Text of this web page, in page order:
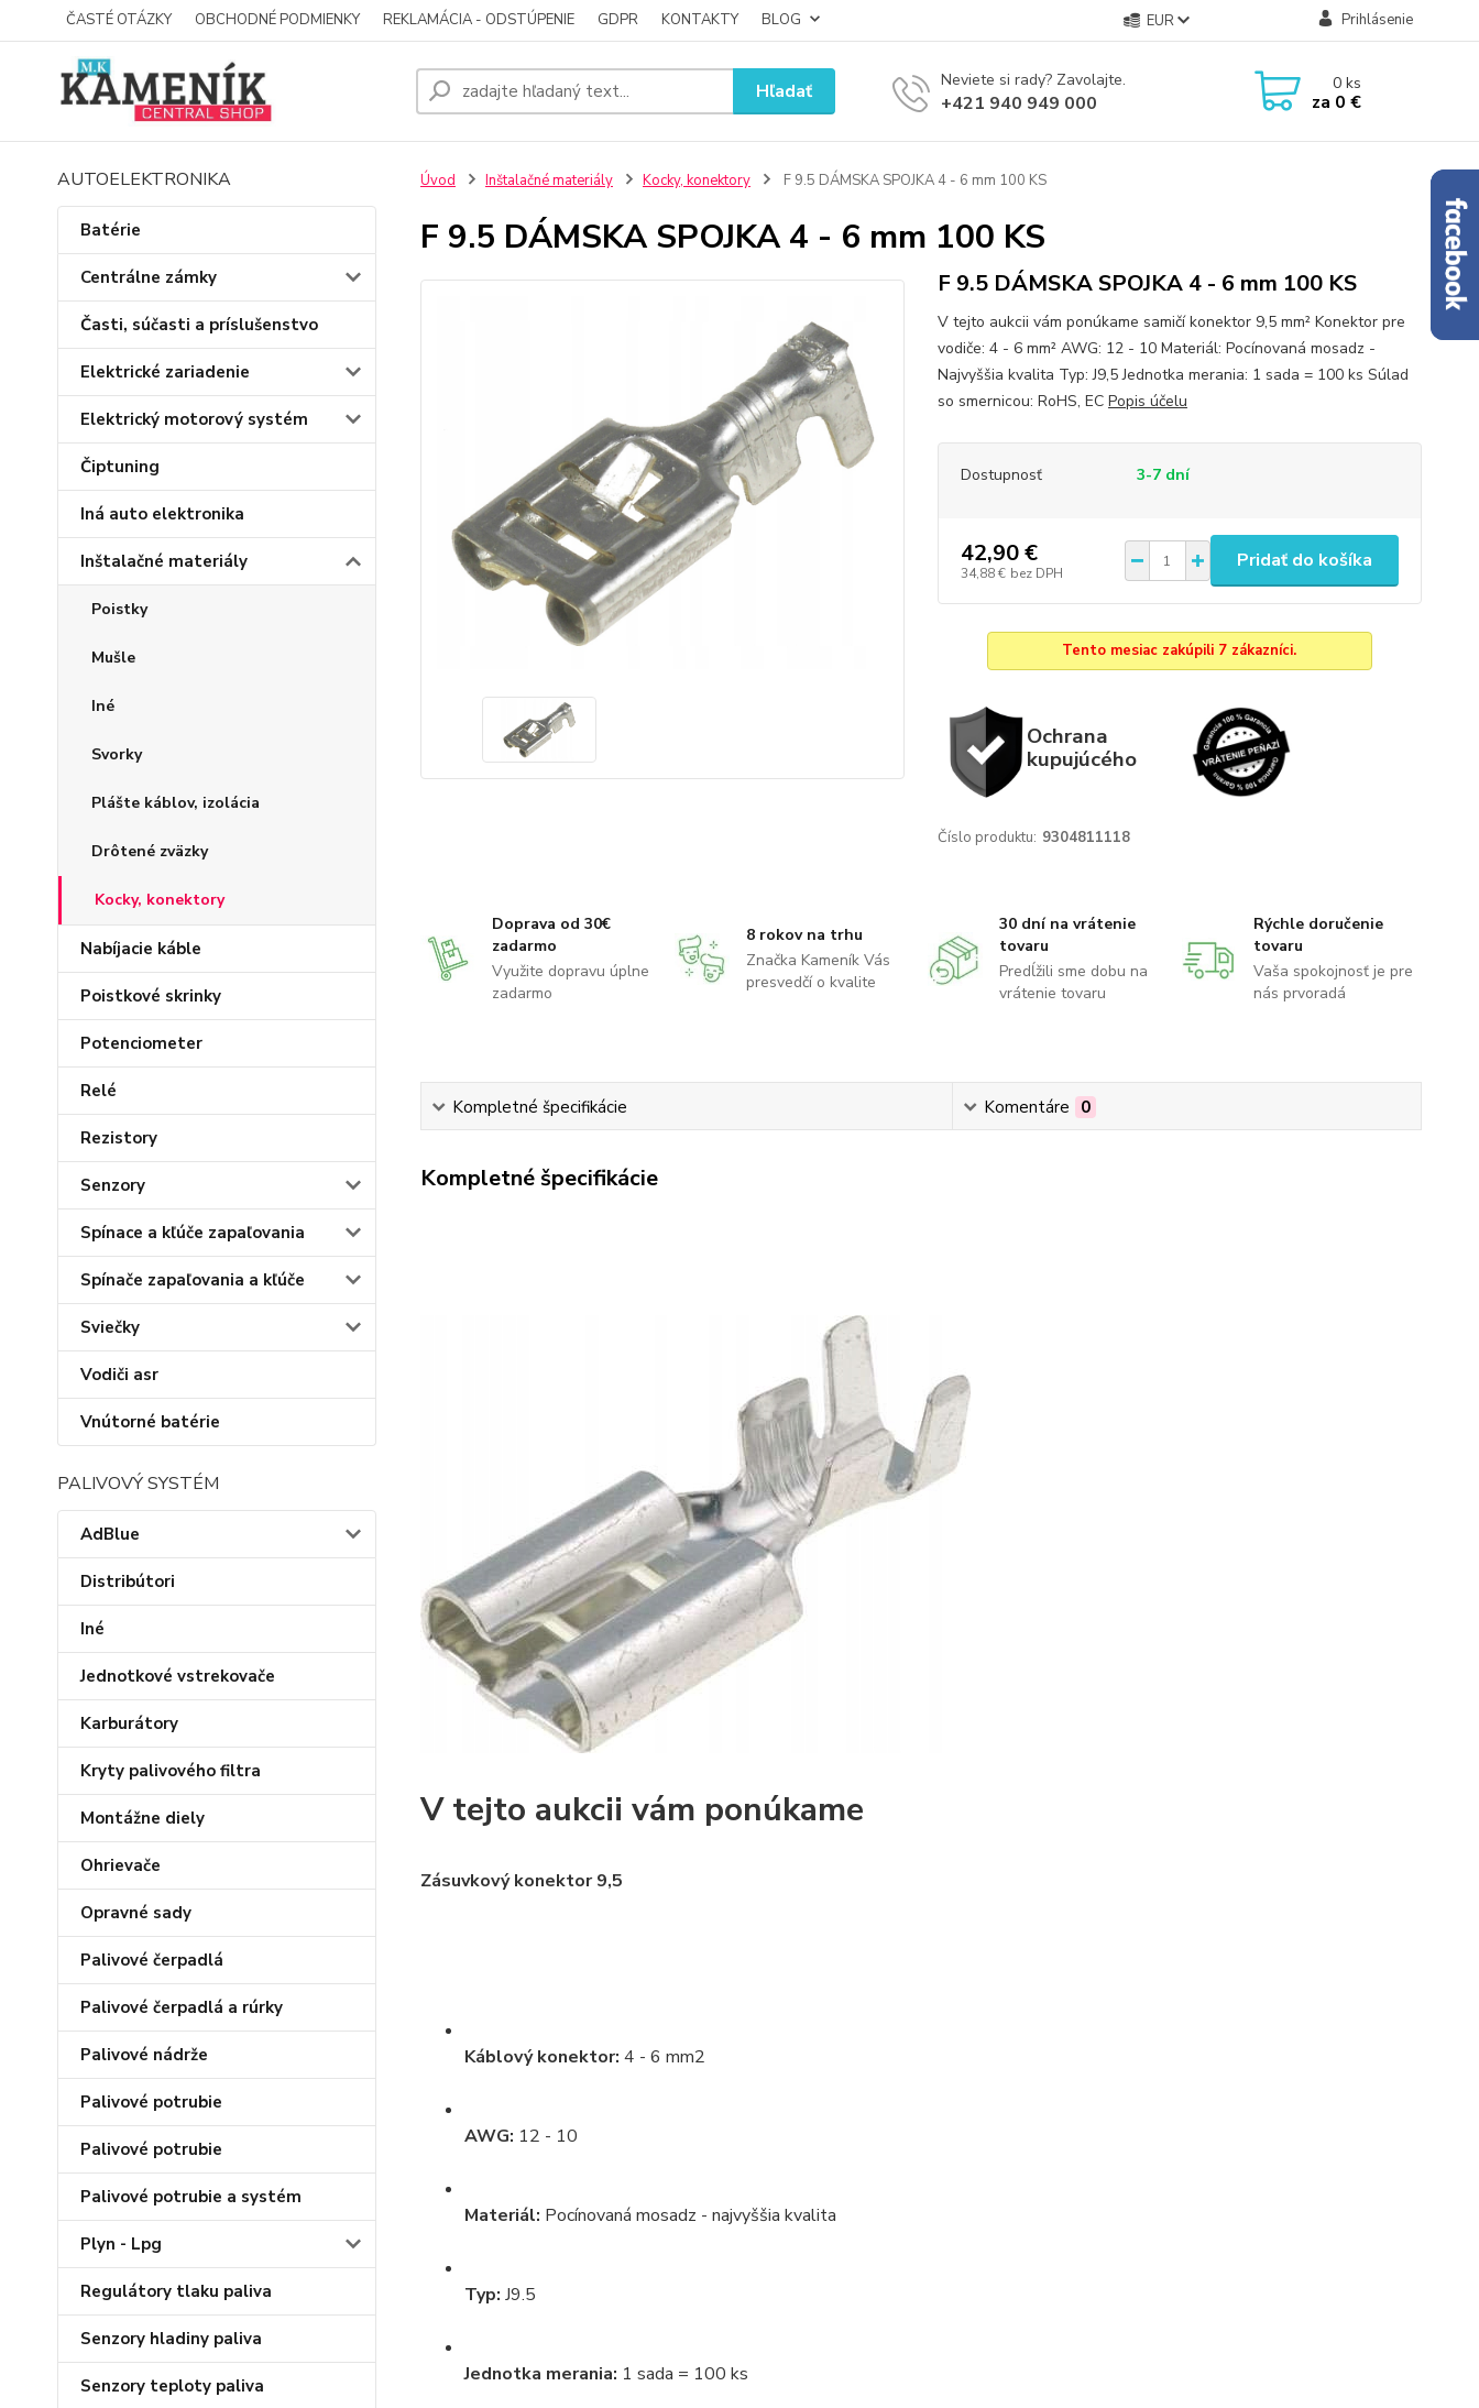
ČASTÉ OTÁZKY OBCHODNÉ PODMIENKY REKLAMÁCIA - ODSTÚPENIE GDPR KONTAKTY BLOG EUR Prihlásenie
Hľadať Neviete si rady? Zavolajte.
+421 940 949 000
0ks
za 0 €
AUTOELEKTRONIKA
Batérie
Centrálne zámky
Časti, súčasti a príslušenstvo
Elektrické zariadenie
Elektrický motorový systém
Čiptuning
Iná auto elektronika
Inštalačné materiály
Poistky
Mušle
Iné
Svorky
Plášte káblov, izolácia
Drôtené zväzky
Kocky, konektory
Nabíjacie káble
Poistkové skrinky
Potenciometer
Relé
Rezistory
Senzory
Spínace a kľúče zapaľovania
Spínače zapaľovania a kľúče
Sviečky
Vodiči asr
Vnútorné batérie
PALIVOVÝ SYSTÉM
AdBlue
Distribútori
Iné
Jednotkové vstrekovače
Karburátory
Kryty palivového filtra
Montážne diely
Ohrievače
Opravné sady
Palivové čerpadlá
Palivové čerpadlá a rúrky
Palivové nádrže
Palivové potrubie
Palivové potrubie
Palivové potrubie a systém
Plyn - Lpg
Regulátory tlaku paliva
Senzory hladiny paliva
Senzory teploty paliva
Úvod Inštalačné materiály Kocky, konektory F 9.5 DÁMSKA SPOJKA 4 - 6 mm 100 KS
F 9.5 DÁMSKA SPOJKA 4 - 6 mm 100 KS
F 9.5 DÁMSKA SPOJKA 4 - 6 mm 100 KS
V tejto aukcii vám ponúkame samičí konektor 9,5 mm² Konektor pre
vodiče: 4 - 6 mm² AWG: 12 - 10 Materiál: Pocínovaná mosadz -
Najvyššia kvalita Typ: J9,5 Jednotka merania: 1 sada = 100 ks Súlad
so smernicou: RoHS, EC Popis účelu
Dostupnosť 3-7 dní
42,90 €
34,88 € bez DPH
Pridať do košíka
Tento mesiac zakúpili 7 zákazníci.
Ochrana
kupujúcého
Číslo produktu: 9304811118
Doprava od 30€
zadarmo
Využite dopravu úplne
zadarmo
8 rokov na trhu
Značka Kameník Vás
presvedčí o kvalite
30 dní na vrátenie
tovaru
Predĺžili sme dobu na
vrátenie tovaru
Rýchle doručenie
tovaru
Vaša spokojnosť je pre
nás prvoradá
Kompletné špecifikácie Komentáre 0
Kompletné špecifikácie
V tejto aukcii vám ponúkame
Zásuvkový konektor 9,5
Káblový konektor: 4 - 6 mm2
AWG: 12 - 10
Materiál: Pocínovaná mosadz - najvyššia kvalita
Typ: J9.5
Jednotka merania: 1 sada = 100 ks